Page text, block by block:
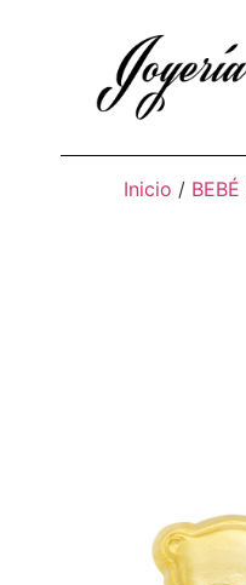
Inicio / BEBÉ